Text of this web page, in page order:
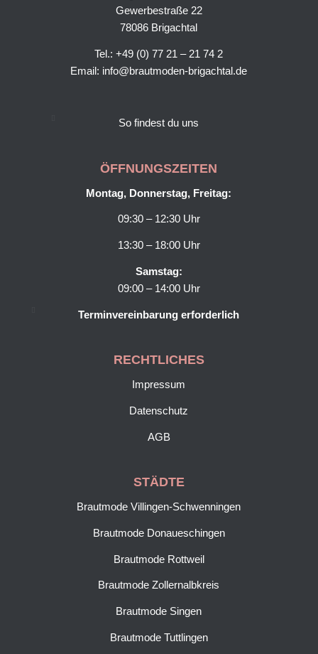
Gewerbestraße 22
78086 Brigachtal
Tel.: +49 (0) 77 21 – 21 74 2
Email: info@brautmoden-brigachtal.de
So findest du uns
ÖFFNUNGSZEITEN
Montag, Donnerstag, Freitag:
09:30 – 12:30 Uhr
13:30 – 18:00 Uhr
Samstag:
09:00 – 14:00 Uhr
Terminvereinbarung erforderlich
RECHTLICHES
Impressum
Datenschutz
AGB
STÄDTE
Brautmode Villingen-Schwenningen
Brautmode Donaueschingen
Brautmode Rottweil
Brautmode Zollernalbkreis
Brautmode Singen
Brautmode Tuttlingen